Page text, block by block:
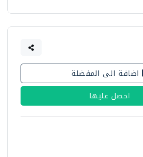
اضافة الى المفضلة
احصل عليها